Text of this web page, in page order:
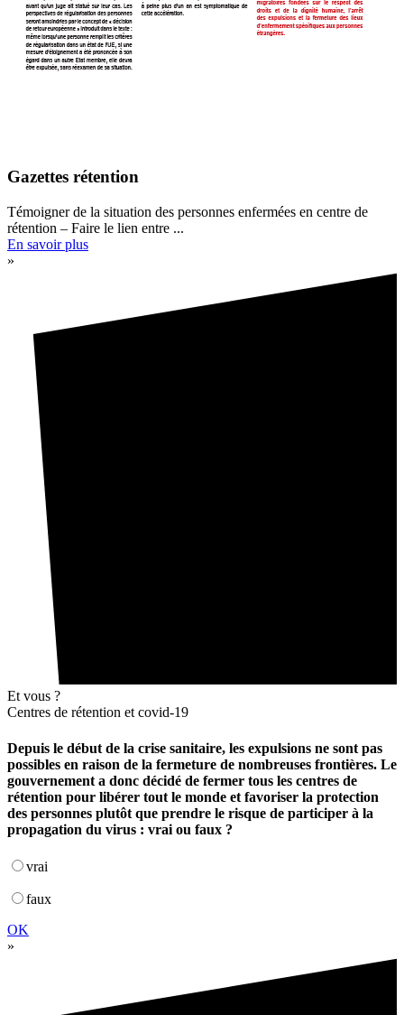
Gazettes rétention
Témoigner de la situation des personnes enfermées en centre de
rétention – Faire le lien entre ...
En savoir plus
»
Et vous ?
Centres de rétention et covid-19
Depuis le début de la crise sanitaire, les expulsions ne sont pas
possibles en raison de la fermeture de nombreuses frontières. Le
gouvernement a donc décidé de fermer tous les centres de
rétention pour libérer tout le monde et favoriser la protection
des personnes plutôt que prendre le risque de participer à la
propagation du virus : vrai ou faux ?
vrai
faux
OK
»